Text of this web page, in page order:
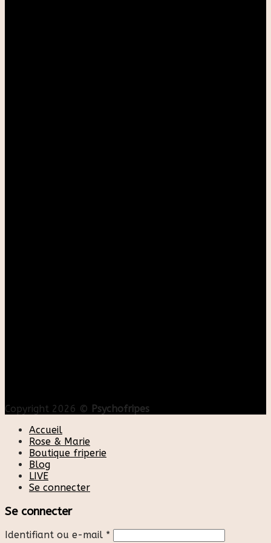
Copyright 2026 © Psychofripes
Accueil
Rose & Marie
Boutique friperie
Blog
LIVE
Se connecter
Se connecter
Identifiant ou e-mail *